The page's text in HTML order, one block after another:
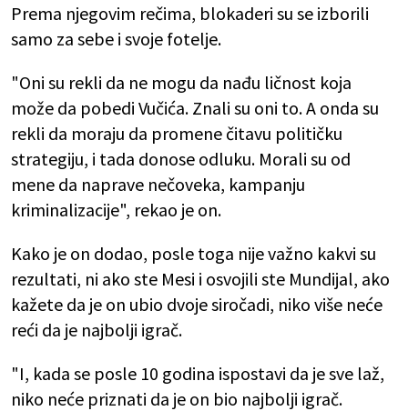
Prema njegovim rečima, blokaderi su se izborili
samo za sebe i svoje fotelje.
"Oni su rekli da ne mogu da nađu ličnost koja
može da pobedi Vučića. Znali su oni to. A onda su
rekli da moraju da promene čitavu političku
strategiju, i tada donose odluku. Morali su od
mene da naprave nečoveka, kampanju
kriminalizacije", rekao je on.
Kako je on dodao, posle toga nije važno kakvi su
rezultati, ni ako ste Mesi i osvojili ste Mundijal, ako
kažete da je on ubio dvoje siročadi, niko više neće
reći da je najbolji igrač.
"I, kada se posle 10 godina ispostavi da je sve laž,
niko neće priznati da je on bio najbolji igrač.